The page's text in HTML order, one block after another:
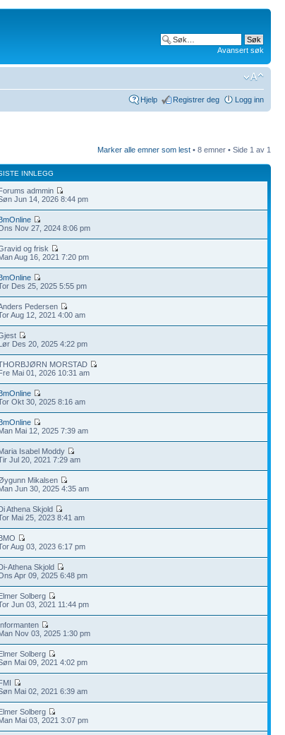
Avansert søk
Hjelp Registrer deg Logg inn
Marker alle emner som lest • 8 emner • Side 1 av 1
INNLEGG
admmin
Jun 14, 2026 8:44 pm
Nov 27, 2024 8:06 pm
og frisk
Aug 16, 2021 7:20 pm
Des 25, 2025 5:55 pm
Pedersen
Aug 12, 2021 4:00 am
Des 20, 2025 4:22 pm
MORSTAD
Mai 01, 2026 10:31 am
Okt 30, 2025 8:16 am
Mai 12, 2025 7:39 am
Isabel Moddy
Jul 20, 2021 7:29 am
Mikalsen
Jun 30, 2025 4:35 am
Athena Skjold
Mai 25, 2023 8:41 am
Aug 03, 2023 6:17 pm
Athena Skjold
Apr 09, 2025 6:48 pm
Solberg
Jun 03, 2021 11:44 pm
Nov 03, 2025 1:30 pm
Solberg
Mai 09, 2021 4:02 pm
Mai 02, 2021 6:39 am
Solberg
Mai 03, 2021 3:07 pm